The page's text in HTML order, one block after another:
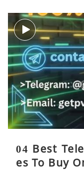
04 Best
es To Buy